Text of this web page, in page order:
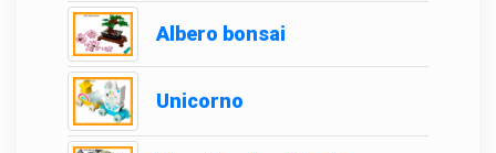
Albero bonsai
Unicorno